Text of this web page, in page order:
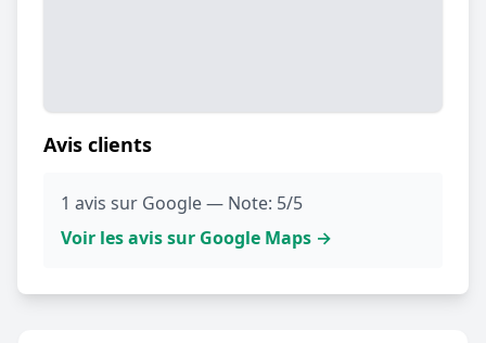
Avis clients
1 avis sur Google — Note: 5/5
Voir les avis sur Google Maps →